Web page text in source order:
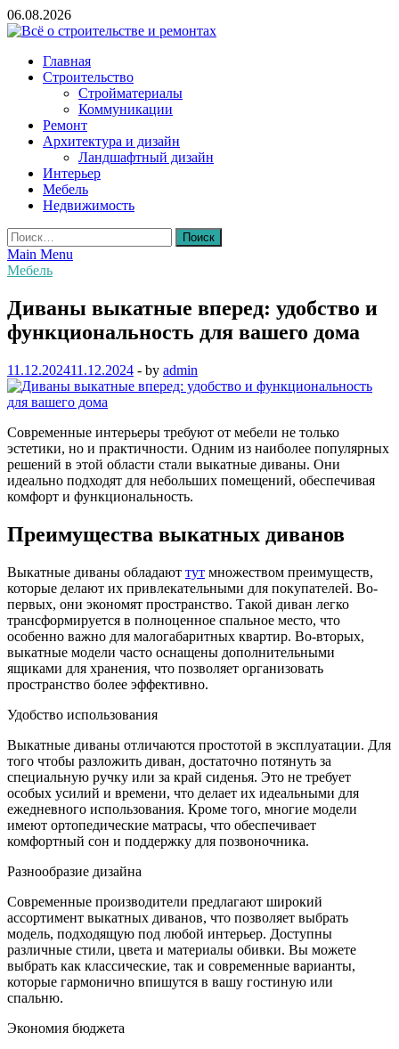
Skip
to
06.08.2026
Всё о строительстве и ремонтах
Главная
Строительство
Стройматериалы
Коммуникации
Ремонт
Архитектура и дизайн
Ландшафтный дизайн
Интерьер
Мебель
Недвижимость
Найти:
Main Menu
Мебель
Диваны выкатные вперед: удобство и
функциональность для вашего дома
11.12.202411.12.2024 - by admin
Современные интерьеры требуют от мебели не только
эстетики, но и практичности. Одним из наиболее популярных
решений в этой области стали выкатные диваны. Они
идеально подходят для небольших помещений, обеспечивая
комфорт и функциональность.
Преимущества выкатных диванов
Выкатные диваны обладают тут множеством преимуществ,
которые делают их привлекательными для покупателей. Во-
первых, они экономят пространство. Такой диван легко
трансформируется в полноценное спальное место, что
особенно важно для малогабаритных квартир. Во-вторых,
выкатные модели часто оснащены дополнительными
ящиками для хранения, что позволяет организовать
пространство более эффективно.
Удобство использования
Выкатные диваны отличаются простотой в эксплуатации. Для
того чтобы разложить диван, достаточно потянуть за
специальную ручку или за край сиденья. Это не требует
особых усилий и времени, что делает их идеальными для
ежедневного использования. Кроме того, многие модели
имеют ортопедические матрасы, что обеспечивает
комфортный сон и поддержку для позвоночника.
Разнообразие дизайна
Современные производители предлагают широкий
ассортимент выкатных диванов, что позволяет выбрать
модель, подходящую под любой интерьер. Доступны
различные стили, цвета и материалы обивки. Вы можете
выбрать как классические, так и современные варианты,
которые гармонично впишутся в вашу гостиную или
спальню.
Экономия бюджета